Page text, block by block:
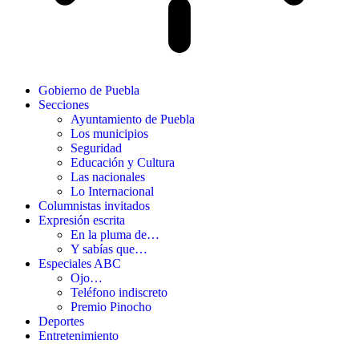
Gobierno de Puebla
Secciones
Ayuntamiento de Puebla
Los municipios
Seguridad
Educación y Cultura
Las nacionales
Lo Internacional
Columnistas invitados
Expresión escrita
En la pluma de…
Y sabías que…
Especiales ABC
Ojo…
Teléfono indiscreto
Premio Pinocho
Deportes
Entretenimiento